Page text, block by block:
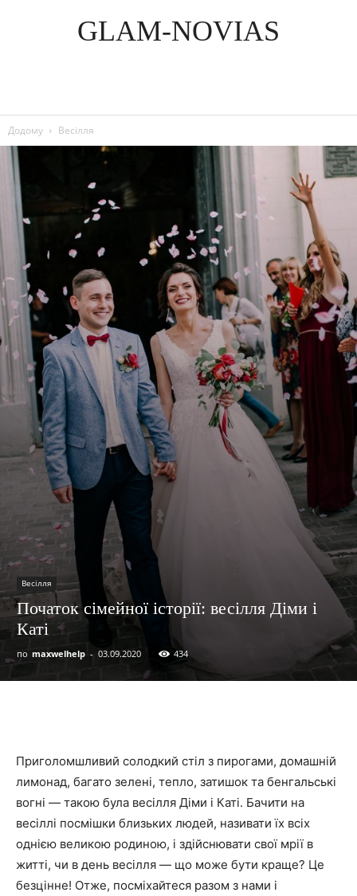
GLAM-NOVIAS
Додому Весілля
Весілля
Початок сімейної історії: весілля Діми і
Каті
по maxwelhelp - 03.09.2020 434
Приголомшливий солодкий стіл з пирогами, домашній
лимонад, багато зелені, тепло, затишок та бенгальські
вогні — такою була весілля Діми і Каті. Бачити на
весіллі посмішки близьких людей, називати їх всіх
однією великою родиною, і здійснювати свої мрії в
житті, чи в день весілля — що може бути краще? Це
безцінне! Отже, посміхайтеся разом з нами і